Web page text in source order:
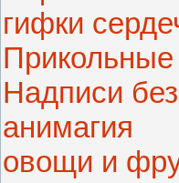
гифки
Надписи
анимагия
овощи и